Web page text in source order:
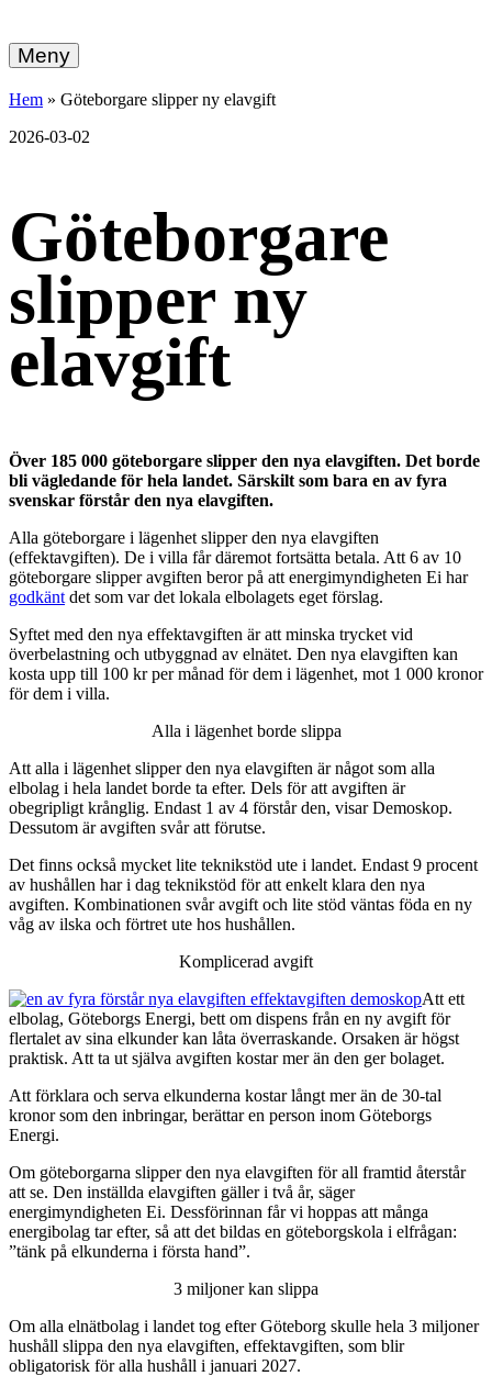
vidare
till
energi
+
Meny
Hem » Göteborgare slipper ny elavgift
2026-03-02
Göteborgare
slipper ny
elavgift
Över 185 000 göteborgare slipper den nya elavgiften. Det borde
bli vägledande för hela landet. Särskilt som bara en av fyra
svenskar förstår den nya elavgiften.
Alla göteborgare i lägenhet slipper den nya elavgiften
(effektavgiften). De i villa får däremot fortsätta betala. Att 6 av 10
göteborgare slipper avgiften beror på att energimyndigheten Ei har
godkänt det som var det lokala elbolagets eget förslag.
Syftet med den nya effektavgiften är att minska trycket vid
överbelastning och utbyggnad av elnätet. Den nya elavgiften kan
kosta upp till 100 kr per månad för dem i lägenhet, mot 1 000 kronor
för dem i villa.
Alla i lägenhet borde slippa
Att alla i lägenhet slipper den nya elavgiften är något som alla
elbolag i hela landet borde ta efter. Dels för att avgiften är
obegripligt krånglig. Endast 1 av 4 förstår den, visar Demoskop.
Dessutom är avgiften svår att förutse.
Det finns också mycket lite teknikstöd ute i landet. Endast 9 procent
av hushållen har i dag teknikstöd för att enkelt klara den nya
avgiften. Kombinationen svår avgift och lite stöd väntas föda en ny
våg av ilska och förtret ute hos hushållen.
Komplicerad avgift
Att ett
elbolag, Göteborgs Energi, bett om dispens från en ny avgift för
flertalet av sina elkunder kan låta överraskande. Orsaken är högst
praktisk. Att ta ut själva avgiften kostar mer än den ger bolaget.
Att förklara och serva elkunderna kostar långt mer än de 30-tal
kronor som den inbringar, berättar en person inom Göteborgs
Energi.
Om göteborgarna slipper den nya elavgiften för all framtid återstår
att se. Den inställda elavgiften gäller i två år, säger
energimyndigheten Ei. Dessförinnan får vi hoppas att många
energibolag tar efter, så att det bildas en göteborgskola i elfrågan:
”tänk på elkunderna i första hand”.
3 miljoner kan slippa
Om alla elnätbolag i landet tog efter Göteborg skulle hela 3 miljoner
hushåll slippa den nya elavgiften, effektavgiften, som blir
obligatorisk för alla hushåll i januari 2027.